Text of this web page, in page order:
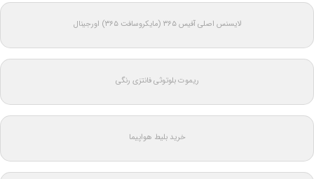
لایسنس اصلی آفیس ۳۶۵ (مایکروسافت ۳۶۵) اورجینال
ریموت بلوتوثی فانتزی رنگی
خرید بلیط هواپیما